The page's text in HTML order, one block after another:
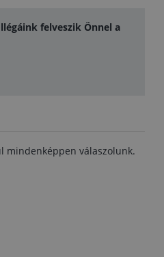
felveszik Önnel a
mindenképpen válaszolunk.